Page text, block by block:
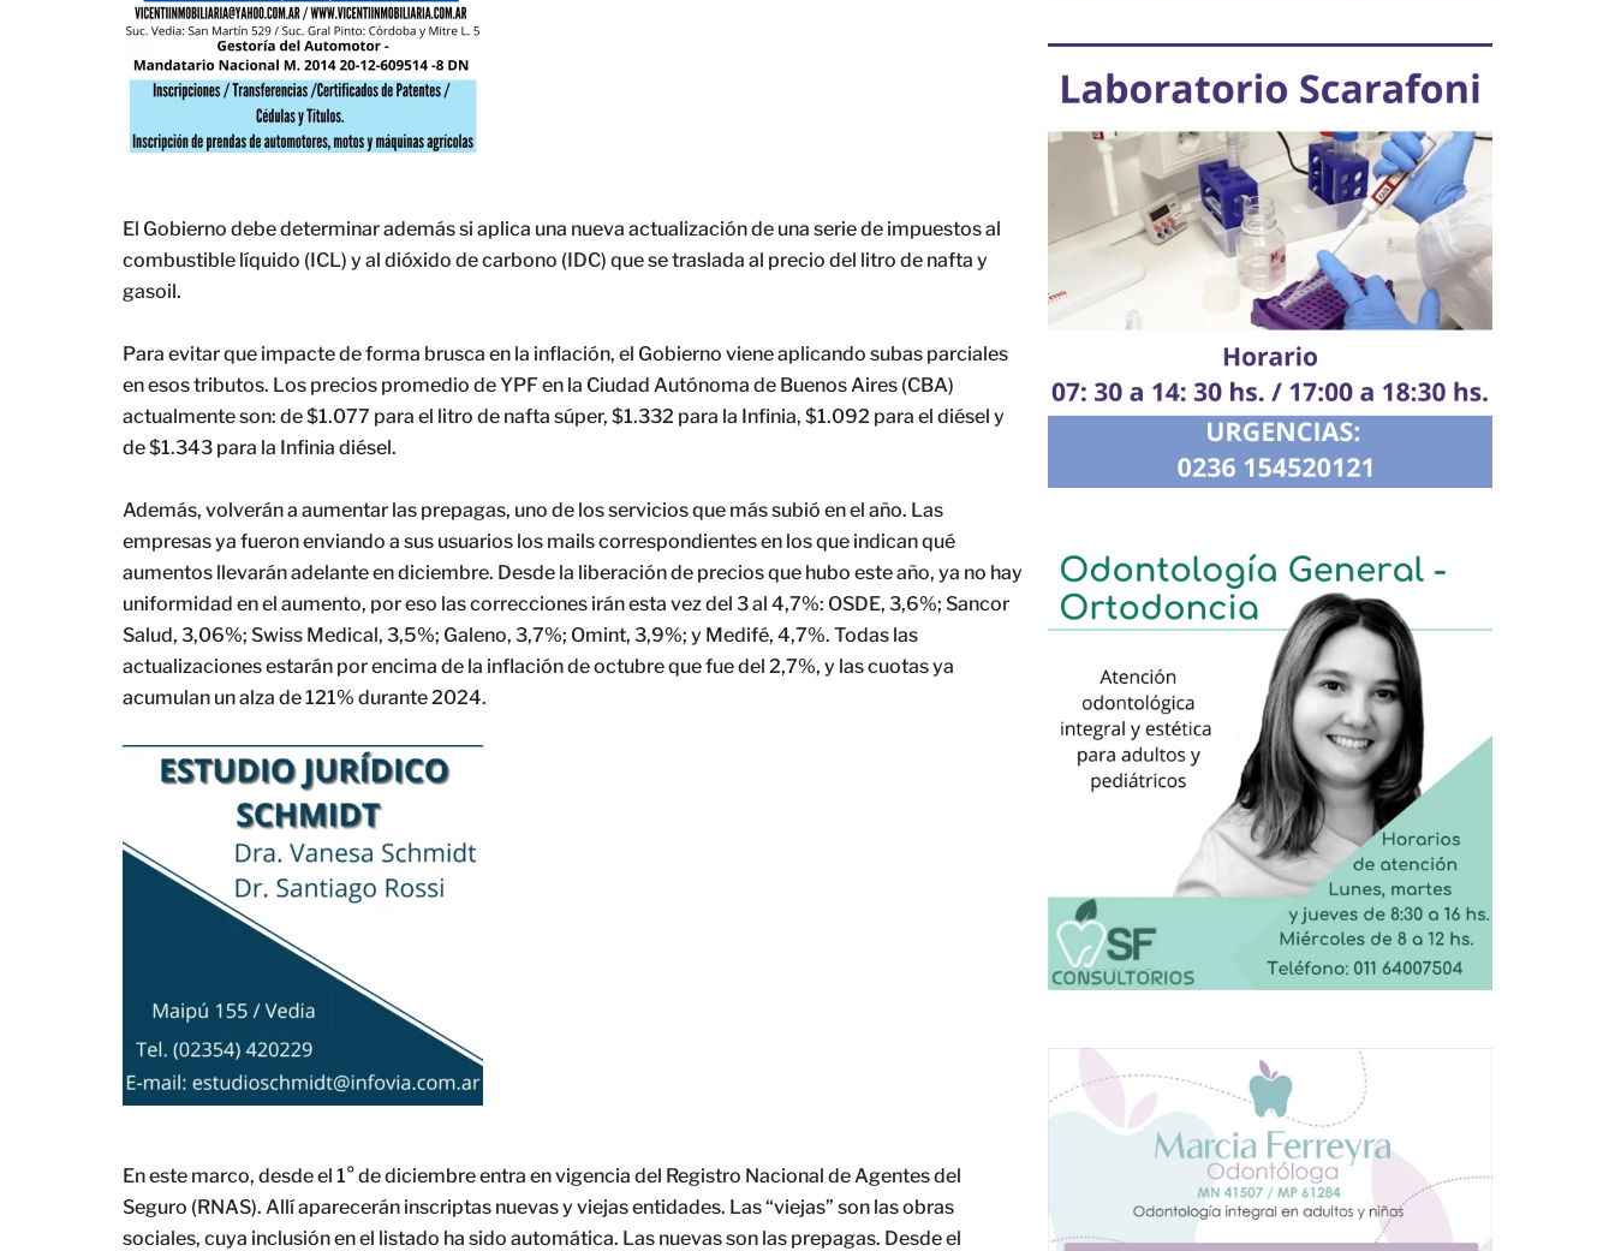
El Gobierno debe determinar además si aplica una nueva actualización de una serie de impuestos al
combustible líquido (ICL) y al dióxido de carbono (IDC) que se traslada al precio del litro de nafta y
gasoil.
Para evitar que impacte de forma brusca en la inflación, el Gobierno viene aplicando subas parciales
en esos tributos. Los precios promedio de YPF en la Ciudad Autónoma de Buenos Aires (CBA)
actualmente son: de $1.077 para el litro de nafta súper, $1.332 para la Infinia, $1.092 para el diésel y
de $1.343 para la Infinia diésel.
Además, volverán a aumentar las prepagas, uno de los servicios que más subió en el año. Las
empresas ya fueron enviando a sus usuarios los mails correspondientes en los que indican qué
aumentos llevarán adelante en diciembre. Desde la liberación de precios que hubo este año, ya no hay
uniformidad en el aumento, por eso las correcciones irán esta vez del 3 al 4,7%: OSDE, 3,6%; Sancor
Salud, 3,06%; Swiss Medical, 3,5%; Galeno, 3,7%; Omint, 3,9%; y Medifé, 4,7%. Todas las
actualizaciones estarán por encima de la inflación de octubre que fue del 2,7%, y las cuotas ya
acumulan un alza de 121% durante 2024.
En este marco, desde el 1° de diciembre entra en vigencia del Registro Nacional de Agentes del
Seguro (RNAS). Allí aparecerán inscriptas nuevas y viejas entidades. Las “viejas” son las obras
sociales, cuya inclusión en el listado ha sido automática. Las nuevas son las prepagas. Desde el